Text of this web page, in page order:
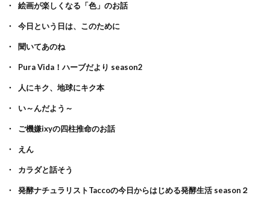
絵画が楽しくなる「色」のお話
今日という日は、このために
聞いてあのね
Pura Vida！ハーブだより season2
人にキク、地球にキク本
い～んだよう～
ご機嫌ixyの四柱推命のお話
えん
カラダと話そう
発酵ナチュラリストTaccoの今日からはじめる発酵生活 season２